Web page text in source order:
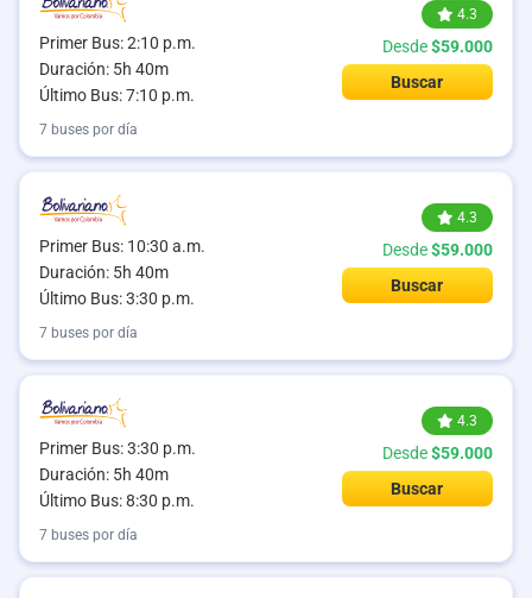
Primer Bus: 2:10 p.m.
Duración: 5h 40m
Último Bus: 7:10 p.m.
4.3
Desde$59.000
Buscar
7 buses por día
Primer Bus: 10:30 a.m.
Duración: 5h 40m
Último Bus: 3:30 p.m.
4.3
Desde$59.000
Buscar
7 buses por día
Primer Bus: 3:30 p.m.
Duración: 5h 40m
Último Bus: 8:30 p.m.
4.3
Desde$59.000
Buscar
7 buses por día